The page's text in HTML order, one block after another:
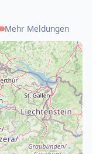
Mehr Meldungen